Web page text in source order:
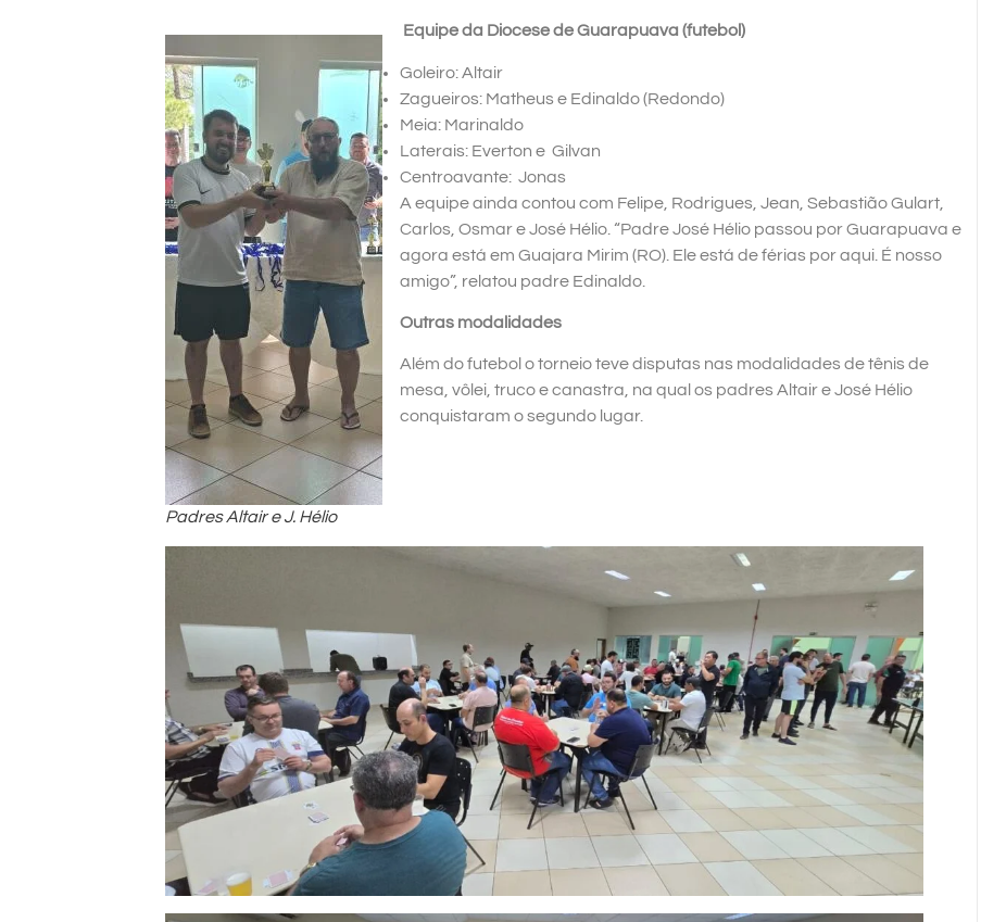
Padres Altair e J. Hélio
Equipe da Diocese de Guarapuava (futebol)
Goleiro: Altair
Zagueiros: Matheus e Edinaldo (Redondo)
Meia: Marinaldo
Laterais: Everton e Gilvan
Centroavante: Jonas
A equipe ainda contou com Felipe, Rodrigues, Jean, Sebastião Gulart,
Carlos, Osmar e José Hélio. “Padre José Hélio passou por Guarapuava e
agora está em Guajara Mirim (RO). Ele está de férias por aqui. É nosso
amigo”, relatou padre Edinaldo.
Outras modalidades
Além do futebol o torneio teve disputas nas modalidades de tênis de
mesa, vôlei, truco e canastra, na qual os padres Altair e José Hélio
conquistaram o segundo lugar.